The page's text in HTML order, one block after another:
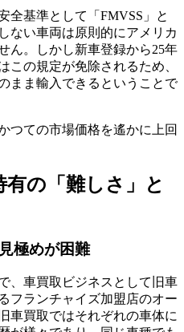
全基準として「FMVSS」と
ない車両は原則的にアメリカ
ん。しかし新車登録から25年
この規定が免除されるため、
まま輸入できるということで
つての市場価格を遙かに上回
有の「難しさ」と
極めが困難
、車買取ビジネスとして旧車
フランチャイズ加盟店のオー
車買取ではそれぞれの車体に